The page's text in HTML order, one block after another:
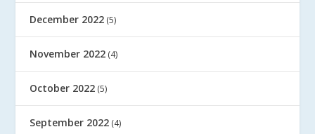
December 2022 (5)
November 2022 (4)
October 2022 (5)
September 2022 (4)